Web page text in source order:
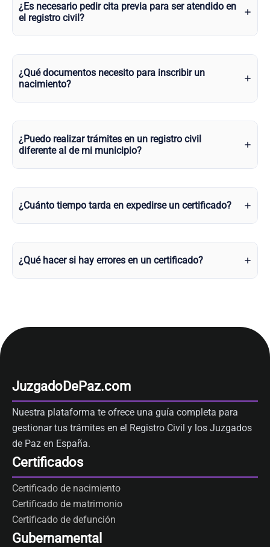
¿Es necesario pedir cita previa para ser atendido en
el registro civil?
¿Qué documentos necesito para inscribir un
nacimiento?
¿Puedo realizar trámites en un registro civil
diferente al de mi municipio?
¿Cuánto tiempo tarda en expedirse un certificado?
¿Qué hacer si hay errores en un certificado?
JuzgadoDePaz.com
Nuestra plataforma te ofrece una guía completa para
gestionar tus trámites en el Registro Civil y los Juzgados
de Paz en España.
Certificados
Certificado de nacimiento
Certificado de matrimonio
Certificado de defunción
Gubernamental